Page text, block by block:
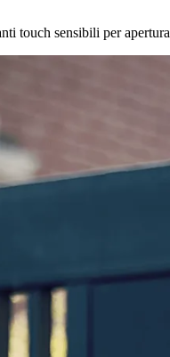
touch sensibili per